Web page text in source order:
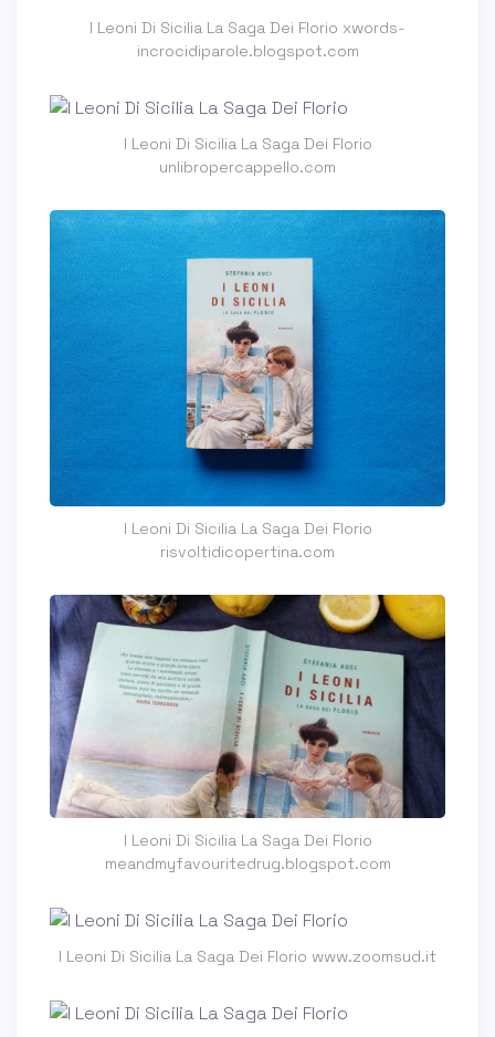
I Leoni Di Sicilia La Saga Dei Florio xwords-
incrocidiparole.blogspot.com
I Leoni Di Sicilia La Saga Dei Florio
unlibropercappello.com
I Leoni Di Sicilia La Saga Dei Florio
risvoltidicopertina.com
I Leoni Di Sicilia La Saga Dei Florio
meandmyfavouritedrug.blogspot.com
I Leoni Di Sicilia La Saga Dei Florio www.zoomsud.it